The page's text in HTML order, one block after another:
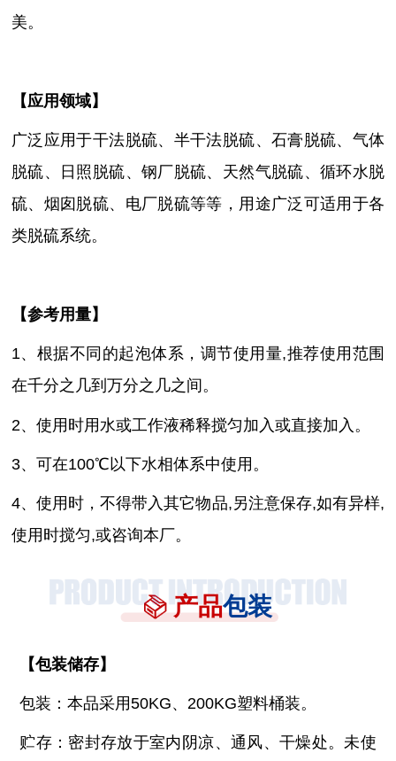
美。
【应用领域】
广泛应用于干法脱硫、半干法脱硫、石膏脱硫、气体
脱硫、日照脱硫、钢厂脱硫、天然气脱硫、循环水脱
硫、烟囱脱硫、电厂脱硫等等，用途广泛可适用于各
类脱硫系统。
【参考用量】
1、根据不同的起泡体系，调节使用量,推荐使用范围
在千分之几到万分之几之间。
2、使用时用水或工作液稀释搅匀加入或直接加入。
3、可在100℃以下水相体系中使用。
4、使用时，不得带入其它物品,另注意保存,如有异样,
使用时搅匀,或咨询本厂。
产品包装
【包装储存】
包装：本品采用50KG、200KG塑料桶装。
贮存：密封存放于室内阴凉、通风、干燥处。未使